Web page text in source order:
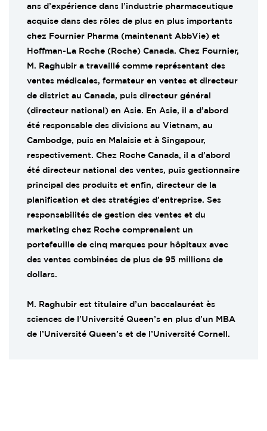
ans d’expérience dans l’industrie pharmaceutique
acquise dans des rôles de plus en plus importants
chez Fournier Pharma (maintenant AbbVie) et
Hoffman-La Roche (Roche) Canada. Chez Fournier,
M. Raghubir a travaillé comme représentant des
ventes médicales, formateur en ventes et directeur
de district au Canada, puis directeur général
(directeur national) en Asie. En Asie, il a d’abord
été responsable des divisions au Vietnam, au
Cambodge, puis en Malaisie et à Singapour,
respectivement. Chez Roche Canada, il a d’abord
été directeur national des ventes, puis gestionnaire
principal des produits et enfin, directeur de la
planification et des stratégies d’entreprise. Ses
responsabilités de gestion des ventes et du
marketing chez Roche comprenaient un
portefeuille de cinq marques pour hôpitaux avec
des ventes combinées de plus de 95 millions de
dollars.
M. Raghubir est titulaire d’un baccalauréat ès
sciences de l’Université Queen’s en plus d’un MBA
de l’Université Queen’s et de l’Université Cornell.